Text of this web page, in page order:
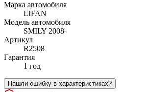
Марка автомобиля
LIFAN
Модель автомобиля
SMILY 2008-
Артикул
R2508
Гарантия
1 год
Нашли ошибку в характеристиках?